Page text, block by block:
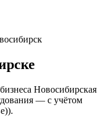
Новосибирская
— с учётом